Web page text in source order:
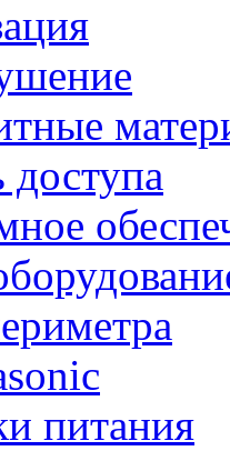
доступа
питания